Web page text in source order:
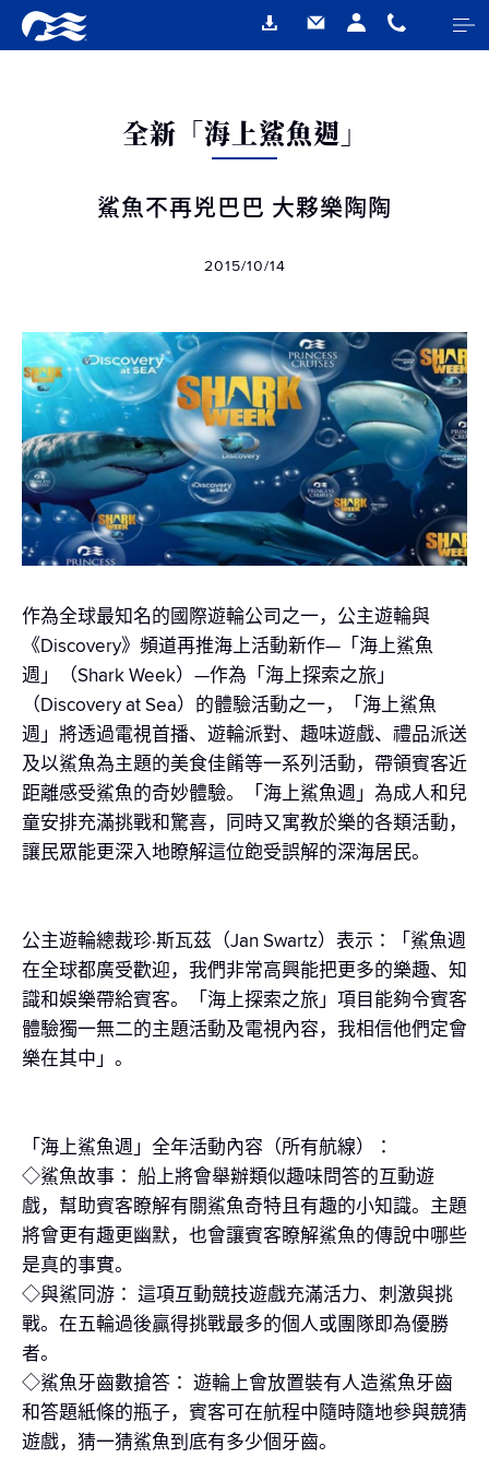
全新「海上鯊魚週」
鯊魚不再兇巴巴 大夥樂陶陶
2015/10/14
作為全球最知名的國際遊輪公司之一，公主遊輪與
《Discovery》頻道再推海上活動新作—「海上鯊魚
週」（Shark Week）—作為「海上探索之旅」
（Discovery at Sea）的體驗活動之一，「海上鯊魚
週」將透過電視首播、遊輪派對、趣味遊戲、禮品派送
及以鯊魚為主題的美食佳餚等一系列活動，帶領賓客近
距離感受鯊魚的奇妙體驗。「海上鯊魚週」為成人和兒
童安排充滿挑戰和驚喜，同時又寓教於樂的各類活動，
讓民眾能更深入地瞭解這位飽受誤解的深海居民。
公主遊輪總裁珍·斯瓦茲（Jan Swartz）表示：「鯊魚週
在全球都廣受歡迎，我們非常高興能把更多的樂趣、知
識和娛樂帶給賓客。「海上探索之旅」項目能夠令賓客
體驗獨一無二的主題活動及電視內容，我相信他們定會
樂在其中」。
「海上鯊魚週」全年活動內容（所有航線）：
◇鯊魚故事： 船上將會舉辦類似趣味問答的互動遊
戲，幫助賓客瞭解有關鯊魚奇特且有趣的小知識。主題
將會更有趣更幽默，也會讓賓客瞭解鯊魚的傳說中哪些
是真的事實。
◇與鯊同游： 這項互動競技遊戲充滿活力、刺激與挑
戰。在五輪過後贏得挑戰最多的個人或團隊即為優勝
者。
◇鯊魚牙齒數搶答： 遊輪上會放置裝有人造鯊魚牙齒
和答題紙條的瓶子，賓客可在航程中隨時隨地參與競猜
遊戲，猜一猜鯊魚到底有多少個牙齒。